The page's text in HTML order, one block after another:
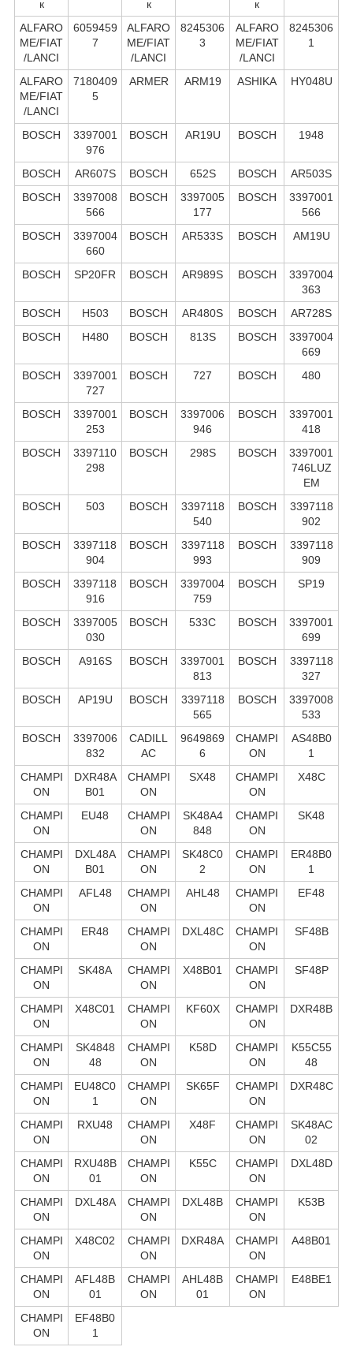
к к
к
ALFARO
ME/FIAT
/LANCI
6059459
7
ALFARO
ME/FIAT
/LANCI
8245306
3
ALFARO
ME/FIAT
/LANCI
8245306
1
ALFARO
ME/FIAT
/LANCI
7180409
5
ARMER ARM19 ASHIKA HY048U
BOSCH
3397001
976
BOSCH AR19U BOSCH 1948
BOSCH AR607S BOSCH 652S BOSCH
AR503S
BOSCH
3397008
566
BOSCH
3397005
177
BOSCH
3397001
566
BOSCH
3397004
660
BOSCH AR533S BOSCH AM19U
BOSCH SP20FR BOSCH AR989S BOSCH
3397004
363
BOSCH
H503 BOSCH AR480S BOSCH
AR728S
BOSCH
H480 BOSCH 813S BOSCH
3397004
669
BOSCH
3397001
727
BOSCH 727 BOSCH 480
BOSCH
3397001
253
BOSCH
3397006
946
BOSCH
3397001
418
BOSCH
3397110
298
BOSCH 298S BOSCH
3397001
746LUZ
EM
BOSCH
503 BOSCH
3397118
540
BOSCH
3397118
902
BOSCH
3397118
904
BOSCH
3397118
993
BOSCH
3397118
909
BOSCH
3397118
916
BOSCH
3397004
759
BOSCH SP19
BOSCH
3397005
030
BOSCH 533C BOSCH
3397001
699
BOSCH
A916S BOSCH
3397001
813
BOSCH
3397118
327
BOSCH
AP19U BOSCH
3397118
565
BOSCH
3397008
533
BOSCH
3397006
832
CADILL
AC
9649869
6
CHAMPI
ON
AS48B0
1
CHAMPI
ON
DXR48A
B01
CHAMPI
ON
SX48
CHAMPI
ON
X48C
CHAMPI
ON
EU48
CHAMPI
ON
SK48A4
848
CHAMPI
ON
SK48
CHAMPI
ON
DXL48A
B01
CHAMPI
ON
SK48C0
2
CHAMPI
ON
ER48B0
1
CHAMPI
ON
AFL48
CHAMPI
ON
AHL48
CHAMPI
ON
EF48
CHAMPI
ON
ER48
CHAMPI
ON
DXL48C
CHAMPI
ON
SF48B
CHAMPI
ON
SK48A
CHAMPI
ON
X48B01
CHAMPI
ON
SF48P
CHAMPI
ON
X48C01
CHAMPI
ON
KF60X
CHAMPI
ON
DXR48B
CHAMPI
ON
SK4848
48
CHAMPI
ON
K58D
CHAMPI
ON
K55C55
48
CHAMPI
ON
EU48C0
1
CHAMPI
ON
SK65F
CHAMPI
ON
DXR48C
CHAMPI
ON
RXU48
CHAMPI
ON
X48F
CHAMPI
ON
SK48AC
02
CHAMPI
ON
RXU48B
01
CHAMPI
ON
K55C
CHAMPI
ON
DXL48D
CHAMPI
ON
DXL48A
CHAMPI
ON
DXL48B
CHAMPI
ON
K53B
CHAMPI
ON
X48C02
CHAMPI
ON
DXR48A
CHAMPI
ON
A48B01
CHAMPI
ON
AFL48B
01
CHAMPI
ON
AHL48B
01
CHAMPI
ON
E48BE1
CHAMPI
ON
EF48B0
1